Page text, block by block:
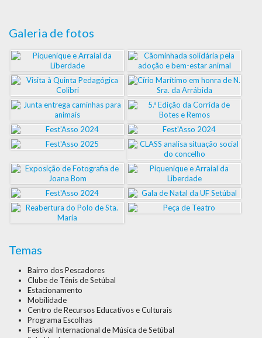
Galeria de fotos
Temas
Bairro dos Pescadores
Clube de Ténis de Setúbal
Estacionamento
Mobilidade
Centro de Recursos Educativos e Culturais
Programa Escolhas
Festival Internacional de Música de Setúbal